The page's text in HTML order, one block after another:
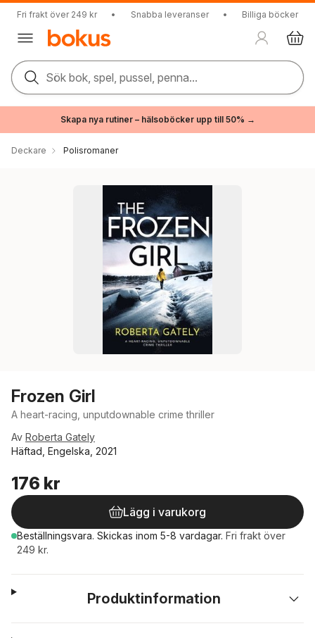
Fri frakt över 249 kr • Snabba leveranser • Billiga böcker
Sök bok, spel, pussel, penna...
Skapa nya rutiner – hälsoböcker upp till 50% →
Deckare Polisromaner
Frozen Girl
A heart-racing, unputdownable crime thriller
Av Roberta Gately
Häftad, Engelska, 2021
176 kr
Lägg i varukorg
Beställningsvara. Skickas inom 5-8 vardagar. Fri frakt över
249 kr.
Produktinformation